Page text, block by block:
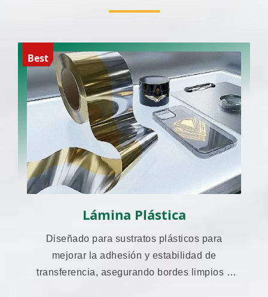
Best
Lámina Plástica
Diseñado para sustratos plásticos para
mejorar la adhesión y estabilidad de
transferencia, asegurando bordes limpios y